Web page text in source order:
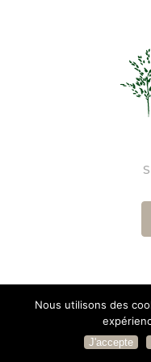
Les Herbes Sauvages ©
Légales|
Nous utilisons des
J'accepte